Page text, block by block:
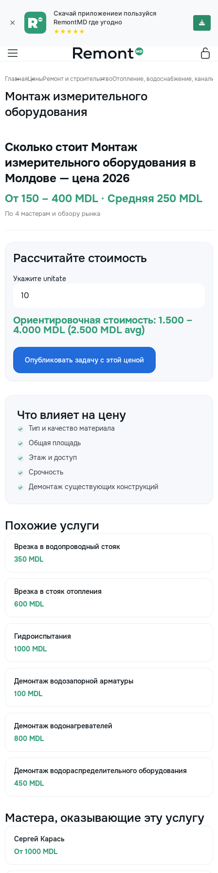
×
Скачай приложениеи пользуйся
RemontMD где угодно
★★★★★
ГлавнаяЦеныРемонт и строительствоОтопление, водоснабжение,
Монтаж измерительного
оборудования
Сколько стоит Монтаж
измерительного оборудования в
Молдове — цена 2026
От 150 – 400 MDL · Средняя 250 MDL
По 4 мастерам и обзору рынка
Рассчитайте стоимость
Укажите unitate
Ориентировочная стоимость: 1.500 –
4.000 MDL (2.500 MDL avg)
Опубликовать задачу с этой ценой
Что влияет на цену
Тип и качество материала
Общая площадь
Этаж и доступ
Срочность
Демонтаж существующих конструкций
Похожие услуги
Врезка в водопроводный стояк
350 MDL
Врезка в стояк отопления
600 MDL
Гидроиспытания
1000 MDL
Демонтаж водозапорной арматуры
100 MDL
Демонтаж водонагревателей
800 MDL
Демонтаж водораспределительного оборудования
450 MDL
Мастера, оказывающие эту услугу
Сергей Карась
От 1000 MDL